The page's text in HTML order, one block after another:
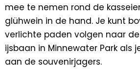
mee te nemen rond de
glühwein in de hand. Je kunt
verlichte paden volgen naar
ijsbaan in Minnewater Park als
aan de souvenirjagers.